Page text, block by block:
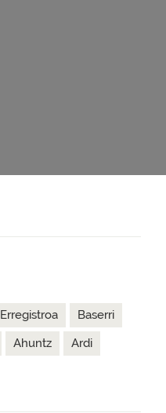
Erregistroa
Baserri
Ahuntz
Ardi